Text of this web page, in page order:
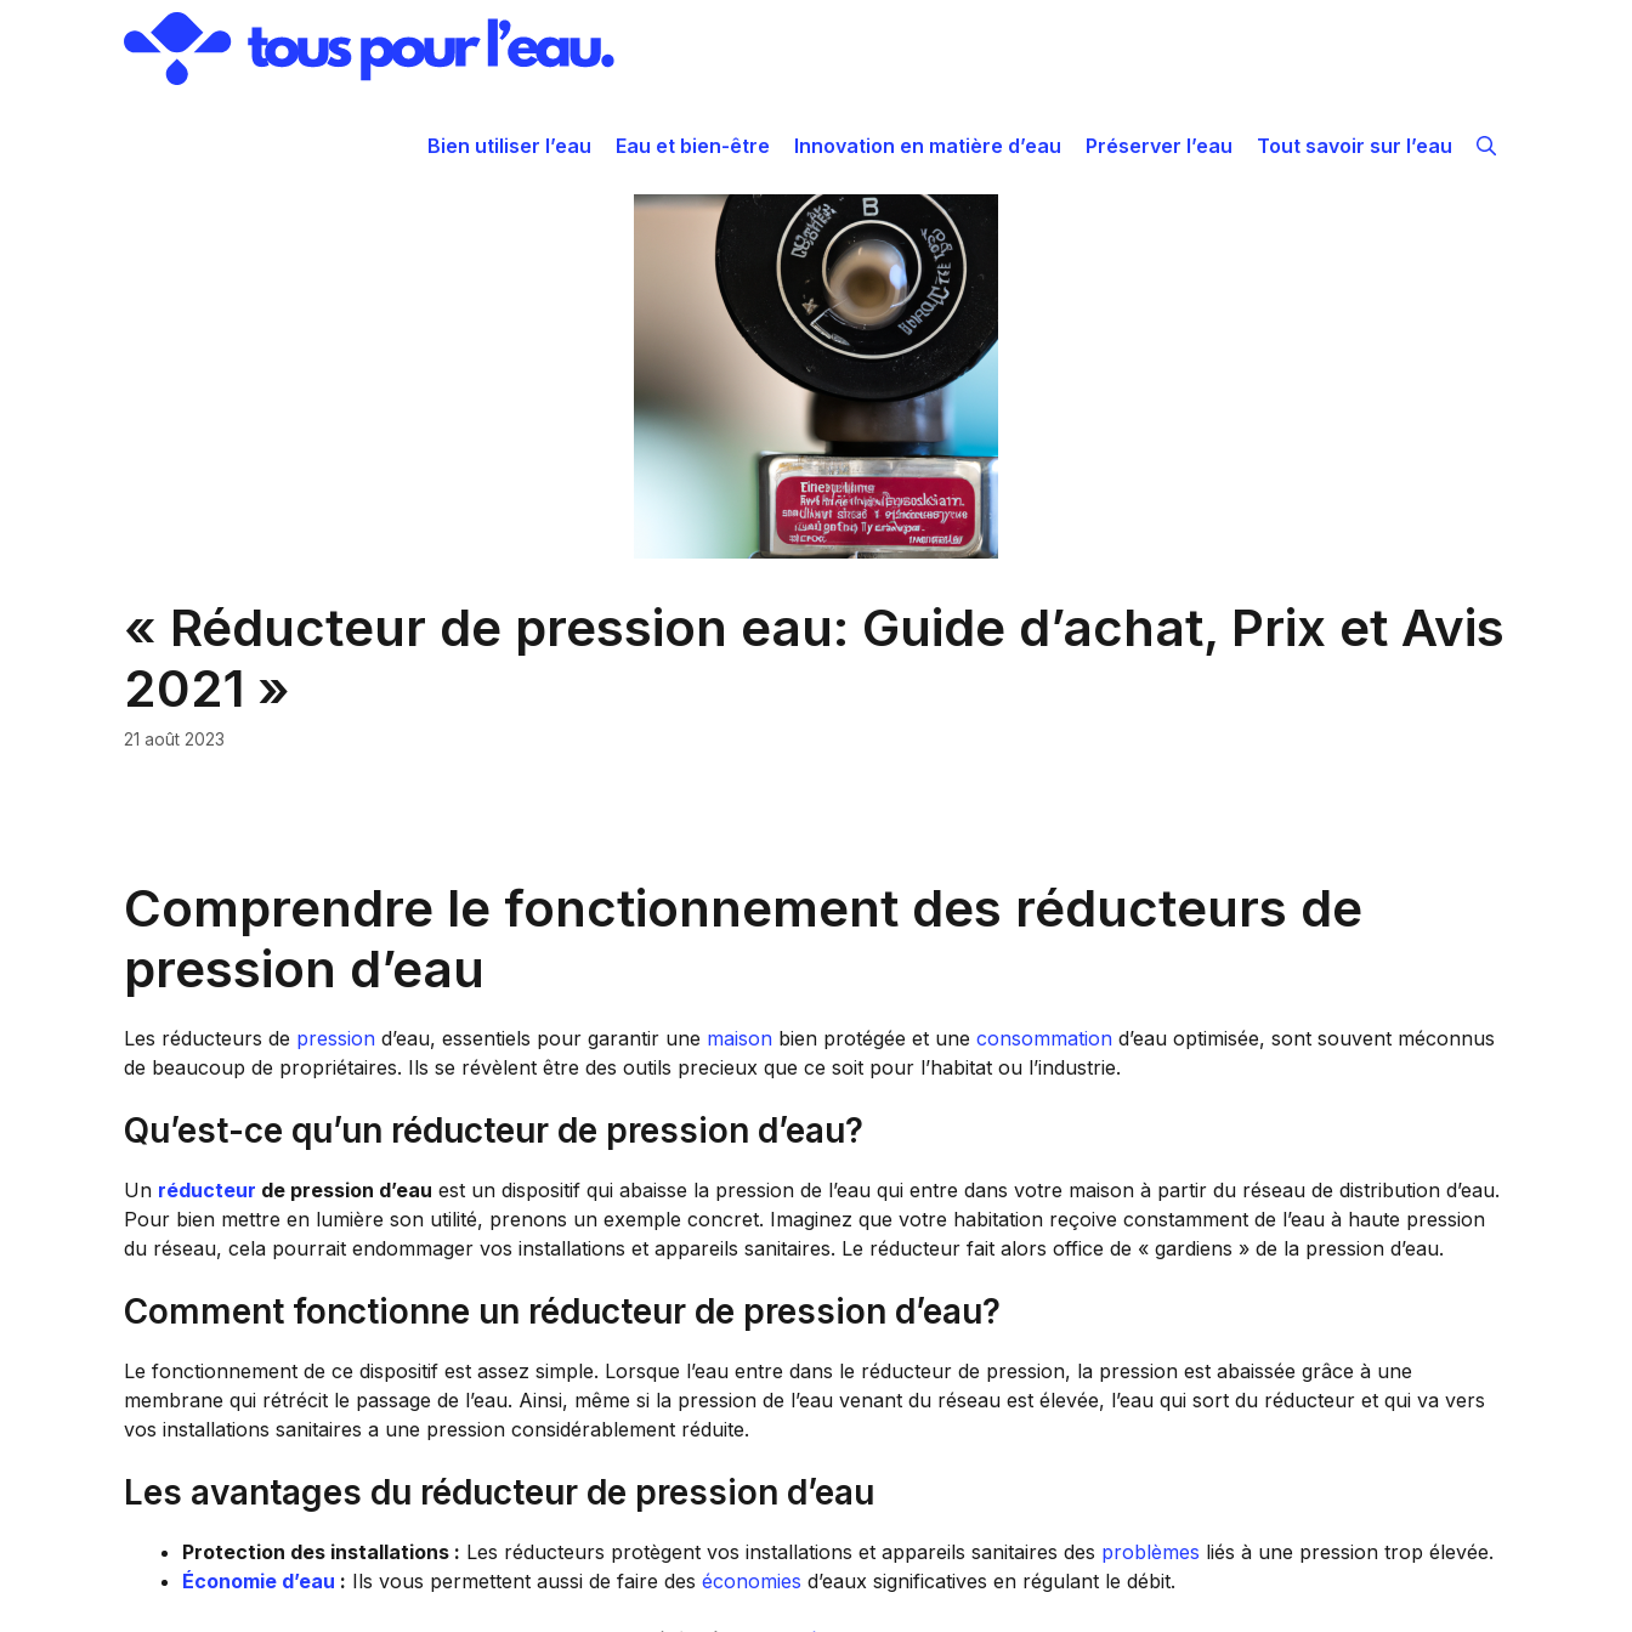
Bien utiliser l’eau Eau et bien-être Innovation en matière d’eau Préserver l’eau Tout savoir sur l’eau
« Réducteur de pression eau: Guide d’achat, Prix et Avis
2021 »
21 août 2023
Comprendre le fonctionnement des réducteurs de
pression d’eau
Les réducteurs de pression d’eau, essentiels pour garantir une maison bien protégée et une consommation d’eau optimisée, sont souvent méconnus
de beaucoup de propriétaires. Ils se révèlent être des outils precieux que ce soit pour l’habitat ou l’industrie.
Qu’est-ce qu’un réducteur de pression d’eau?
Un réducteur de pression d’eau est un dispositif qui abaisse la pression de l’eau qui entre dans votre maison à partir du réseau de distribution d’eau.
Pour bien mettre en lumière son utilité, prenons un exemple concret. Imaginez que votre habitation reçoive constamment de l’eau à haute pression
du réseau, cela pourrait endommager vos installations et appareils sanitaires. Le réducteur fait alors office de « gardiens » de la pression d’eau.
Comment fonctionne un réducteur de pression d’eau?
Le fonctionnement de ce dispositif est assez simple. Lorsque l’eau entre dans le réducteur de pression, la pression est abaissée grâce à une
membrane qui rétrécit le passage de l’eau. Ainsi, même si la pression de l’eau venant du réseau est élevée, l’eau qui sort du réducteur et qui va vers
vos installations sanitaires a une pression considérablement réduite.
Les avantages du réducteur de pression d’eau
Protection des installations : Les réducteurs protègent vos installations et appareils sanitaires des problèmes liés à une pression trop élevée.
Économie d’eau : Ils vous permettent aussi de faire des économies d’eaux significatives en régulant le débit.